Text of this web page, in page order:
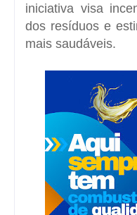
iniciativa visa
dos resíduos e
mais saudáveis.